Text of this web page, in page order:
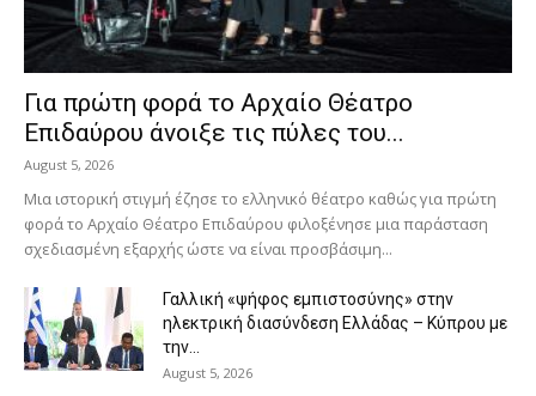
Για πρώτη φορά το Αρχαίο Θέατρο
Επιδαύρου άνοιξε τις πύλες του...
August 5, 2026
Μια ιστορική στιγμή έζησε το ελληνικό θέατρο καθώς για πρώτη
φορά το Αρχαίο Θέατρο Επιδαύρου φιλοξένησε μια παράσταση
σχεδιασμένη εξαρχής ώστε να είναι προσβάσιμη...
Γαλλική «ψήφος εμπιστοσύνης» στην
ηλεκτρική διασύνδεση Ελλάδας – Κύπρου με
την...
August 5, 2026